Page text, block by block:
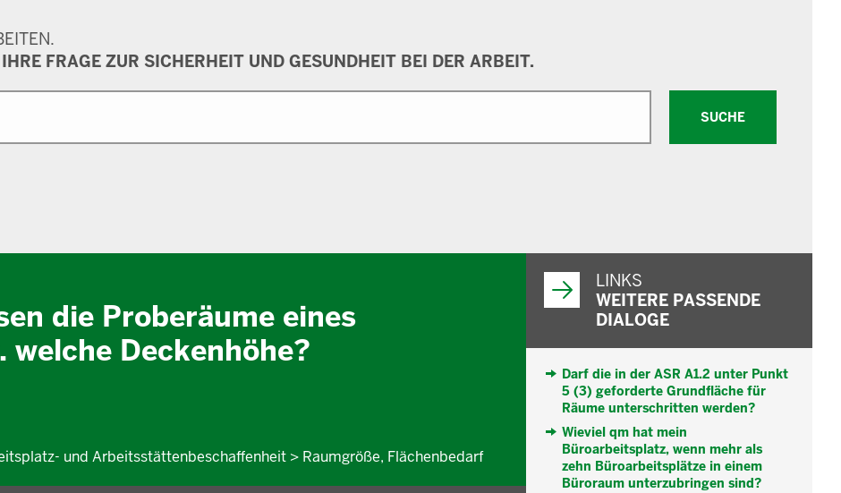
FRAGE ZUR SICHERHEIT UND GESUNDHEIT BEI DER ARBEIT.
SUCHE
die Proberäume eines
Deckenhöhe?
und Arbeitsstättenbeschaffenheit > Raumgröße, Flächenbedarf
LINKS
WEITERE PASSENDE
DIALOGE
Darf die in der ASR A1.2 unter Punkt
5 (3) geforderte Grundfläche für
Räume unterschritten werden?
Wieviel qm hat mein
Büroarbeitsplatz, wenn mehr als
zehn Büroarbeitsplätze in einem
Büroraum unterzubringen sind?